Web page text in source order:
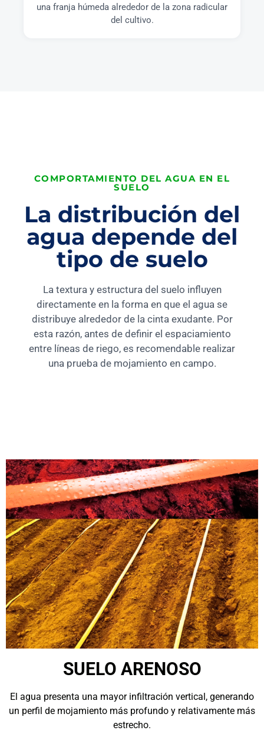
una franja húmeda alrededor de la zona radicular
del cultivo.
COMPORTAMIENTO DEL AGUA EN EL
SUELO
La distribución del
agua depende del
tipo de suelo
La textura y estructura del suelo influyen
directamente en la forma en que el agua se
distribuye alrededor de la cinta exudante. Por
esta razón, antes de definir el espaciamiento
entre líneas de riego, es recomendable realizar
una prueba de mojamiento en campo.
SUELO ARENOSO
El agua presenta una mayor infiltración vertical, generando
un perfil de mojamiento más profundo y relativamente más
estrecho.